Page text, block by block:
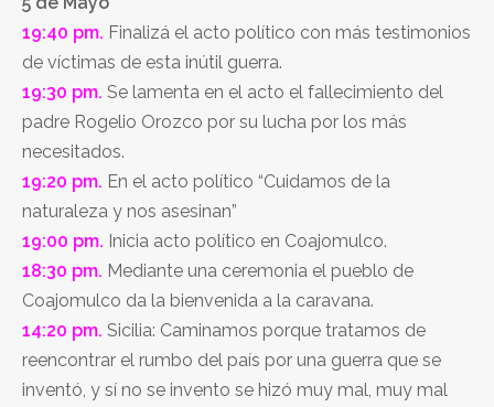
19:40 pm. Finalizá el acto político con más testimonios
de víctimas de esta inútil guerra.
19:30 pm. Se lamenta en el acto el fallecimiento del
padre Rogelio Orozco por su lucha por los más
necesitados.
19:20 pm. En el acto político “Cuidamos de la
naturaleza y nos asesinan”
19:00 pm. Inicia acto político en Coajomulco.
18:30 pm. Mediante una ceremonia el pueblo de
Coajomulco da la bienvenida a la caravana.
14:20 pm. Sicilia: Caminamos porque tratamos de
reencontrar el rumbo del país por una guerra que se
inventó, y sí no se invento se hizó muy mal, muy mal